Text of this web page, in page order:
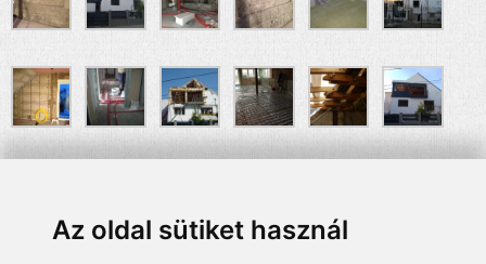
Az oldal sütiket használ